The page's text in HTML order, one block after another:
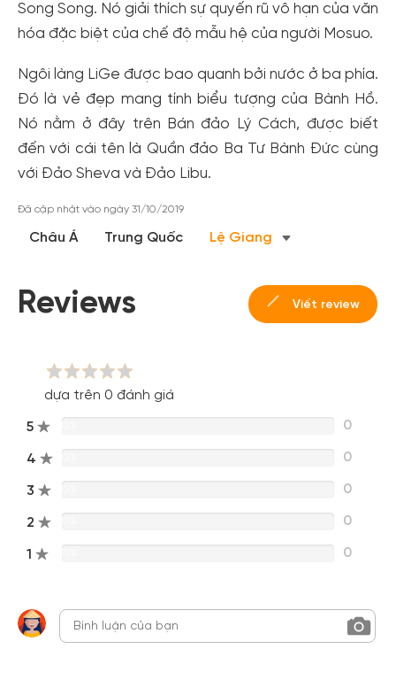
Song Song. Nó giải thích sự quyến rũ vô hạn của văn
hóa đặc biệt của chế độ mẫu hệ của người Mosuo.
Ngôi làng LiGe được bao quanh bởi nước ở ba phía.
Đó là vẻ đẹp mang tính biểu tượng của Bành Hồ.
Nó nằm ở đây trên Bán đảo Lý Cách, được biết
đến với cái tên là Quần đảo Ba Tư Bành Đức cùng
với Đảo Sheva và Đảo Libu.
Đã cập nhật vào ngày 31/10/2019
Châu Á Trung Quốc Lệ Giang
Reviews Viết review
dựa trên 0 đánh giá
5 0
4 0
3 0
2 0
1 0
Tạo tài khoản nhanh - nhận nhiều ưu
đãi!
Tạo tài khoản để có thểnhận ngay các ưu đãi
cho cộng đồng.
Hoặc đăng nhập bằng